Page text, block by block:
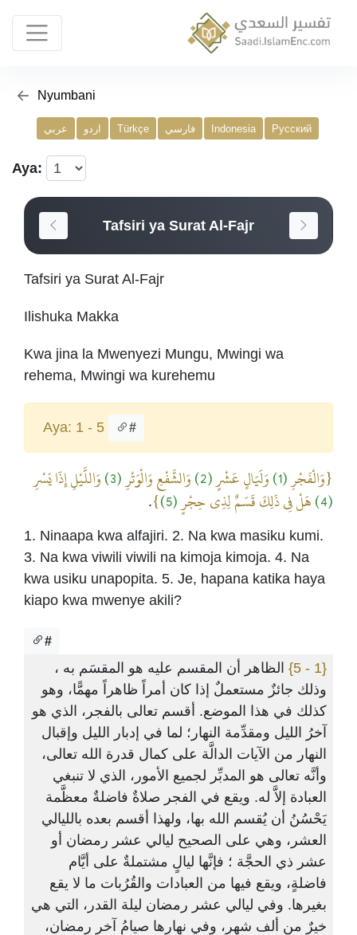
Nyumbani
عربي اردو Türkçe فارسي Indonesia Русский
Aya:
Tafsiri ya Surat Al-Fajr
Tafsiri ya Surat Al-Fajr
Ilishuka Makka
Kwa jina la Mwenyezi Mungu, Mwingi wa
rehema, Mwingi wa kurehemu
Aya: 1 - 5 #
{وَالْفَجْرِ(1) وَلَيَالٍ عَشْرٍ(2) وَالشَّفْعِ وَالْوَتْرِ(3) وَاللَّيْلِ إِذَا يَسْرِ
(4)
هَلْ فِي ذَلِكَ قَسَمٌ لِذِي حِجْرٍ(5)
}
.
1. Ninaapa kwa alfajiri. 2. Na kwa masiku kumi.
3. Na kwa viwili viwili na kimoja kimoja. 4. Na
kwa usiku unapopita. 5. Je, hapana katika haya
kiapo kwa mwenye akili?
#
{1 - 5}
الظاهر أن المقسم عليه هو المقسَم به ،
وذلك جائزٌ مستعملٌ إذا كان أمراً ظاهراً مهمًّا، وهو
كذلك في هذا الموضع. أقسم تعالى بالفجر، الذي هو
آخرُ الليل ومقدِّمة النهار؛ لما في إدبار الليل وإقبال
النهار من الآيات الدالَّة على كمال قدرة الله تعالى،
وأنَّه تعالى هو المدبِّر لجميع الأمور، الذي لا تنبغي
العبادة إلاَّ له. ويقع في الفجر صلاةٌ فاضلةٌ معظَّمة
يَحْسُنُ أن يُقسم الله بها، ولهذا أقسم بعده بالليالي
العشر، وهي على الصحيح ليالي عشر رمضان أو
عشر ذي الحجَّة ؛ فإنَّها ليالٍ مشتملةٌ على أيَّام
فاضلةٍ، ويقع فيها من العبادات والقُرُبات ما لا يقع
بغيرها. وفي ليالي عشر رمضان ليلة القدر، التي هي
خيرٌ من ألف شهر، وفي نهارها صيامُ آخر رمضان،